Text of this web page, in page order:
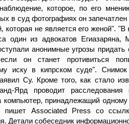
которое, по его
в суд фотографиях он
которая не является его женой".
один из адвокатов
анонимные угрозы
он станет противиться
иску в кипрском суде".
Су. Кроме того, как стало
Ярд проводит
компьютер, принадлежащий
пишет Associated Press со
Детали собеседник